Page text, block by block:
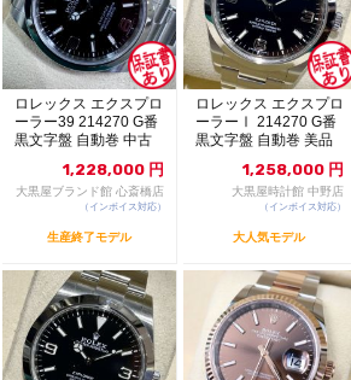
ロレックス エクスプロ
ーラー39 214270 G番
黒文字盤 自動巻 中古
1,228,000 円
大黒屋ブランド館 心斎橋店
（インボイス対応）
生産終了モデル
ロレックス エクスプロ
ーラーⅠ 214270 G番
黒文字盤 自動巻 美品
1,258,000 円
大黒屋時計館 中野店
（インボイス対応）
大人気モデル